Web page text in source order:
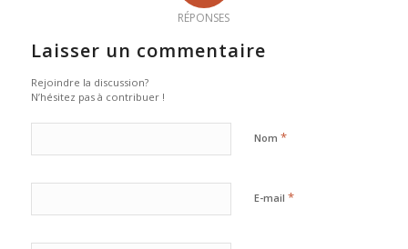
RÉPONSES
Laisser un commentaire
Rejoindre la discussion?
N’hésitez pas à contribuer !
Nom *
E-mail *